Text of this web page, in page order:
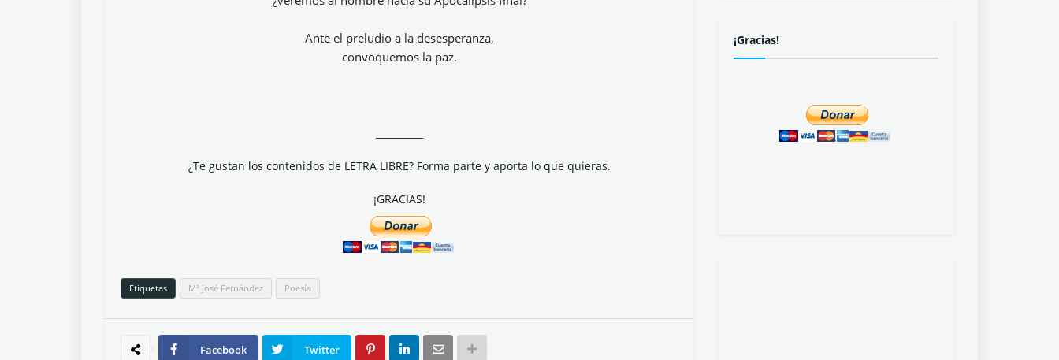
Ante el preludio a la desesperanza,
convoquemos la paz.
¿Te gustan los contenidos de LETRA LIBRE? Forma parte y aporta lo que quieras.
¡GRACIAS!
Etiquetas Mª José Fernández Poesía
Facebook Twitter
¡Gracias!